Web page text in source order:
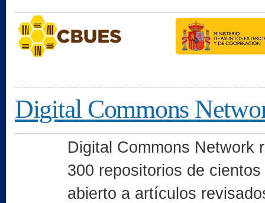
Digital Commons
Digital Commons Network
300 repositorios de
abierto a artículos